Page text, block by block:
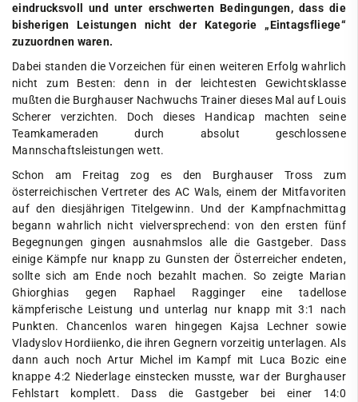
eindrucksvoll und unter erschwerten Bedingungen, dass die
bisherigen Leistungen nicht der Kategorie „Eintagsfliege“
zuzuordnen waren.
Dabei standen die Vorzeichen für einen weiteren Erfolg wahrlich
nicht zum Besten: denn in der leichtesten Gewichtsklasse
mußten die Burghauser Nachwuchs Trainer dieses Mal auf Louis
Scherer verzichten. Doch dieses Handicap machten seine
Teamkameraden durch absolut geschlossene
Mannschaftsleistungen wett.
Schon am Freitag zog es den Burghauser Tross zum
österreichischen Vertreter des AC Wals, einem der Mitfavoriten
auf den diesjährigen Titelgewinn. Und der Kampfnachmittag
begann wahrlich nicht vielversprechend: von den ersten fünf
Begegnungen gingen ausnahmslos alle die Gastgeber. Dass
einige Kämpfe nur knapp zu Gunsten der Österreicher endeten,
sollte sich am Ende noch bezahlt machen. So zeigte Marian
Ghiorghias gegen Raphael Ragginger eine tadellose
kämpferische Leistung und unterlag nur knapp mit 3:1 nach
Punkten. Chancenlos waren hingegen Kajsa Lechner sowie
Vladyslov Hordiienko, die ihren Gegnern vorzeitig unterlagen. Als
dann auch noch Artur Michel im Kampf mit Luca Bozic eine
knappe 4:2 Niederlage einstecken musste, war der Burghauser
Fehlstart komplett. Dass die Gastgeber bei einer 14:0